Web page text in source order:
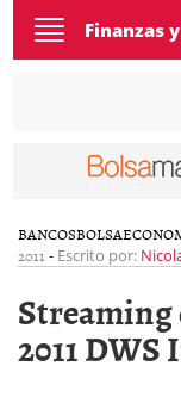
Toggle
navigation
Finanzas
BANCOSBOLSA
2011 - Escrito por:
2011